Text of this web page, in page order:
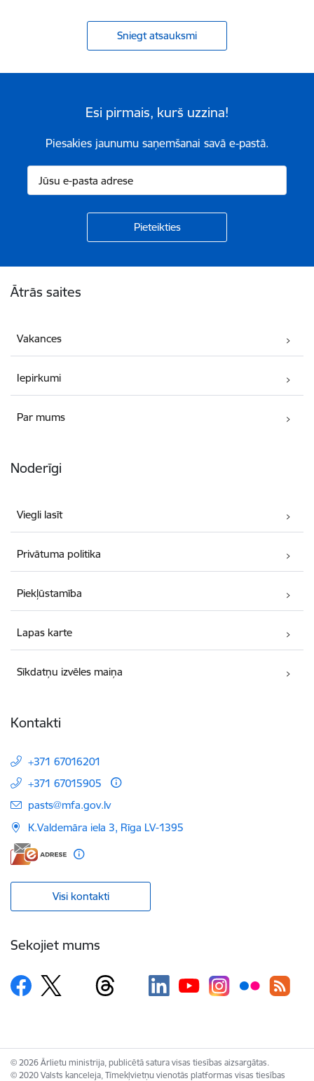
Sniegt atsauksmi
Esi pirmais, kurš uzzina!
Piesakies jaunumu saņemšanai savā e-pastā.
Ātrās saites
Vakances
Iepirkumi
Par mums
Noderīgi
Viegli lasīt
Privātuma politika
Piekļūstamība
Lapas karte
Sīkdatņu izvēles maiņa
Kontakti
+371 67016201
+371 67015905
E-pasts:
pasts@mfa.gov.lv
K.Valdemāra iela 3, Rīga LV-1395
Visi kontakti
Sekojiet mums
© 2026 Ārlietu ministrija, publicētā satura visas tiesības aizsargātas.
© 2020 Valsts kanceleja, Tīmekļvietņu vienotās platformas visas tiesības